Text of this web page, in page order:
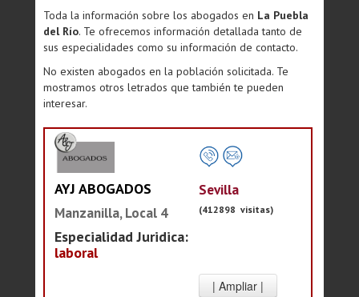
Toda la información sobre los abogados en La Puebla
del Río. Te ofrecemos información detallada tanto de
sus especialidades como su información de contacto.
No existen abogados en la población solicitada. Te
mostramos otros letrados que también te pueden
interesar.
AYJ ABOGADOS
Manzanilla, Local 4
Especialidad Juridica:
laboral
Sevilla
(412898 visitas)